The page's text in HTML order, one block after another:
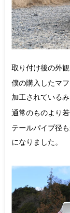
取り付け後の外
僕の購入したマ
加工されているみ
通常のものより
テールパイプ径
になりました。